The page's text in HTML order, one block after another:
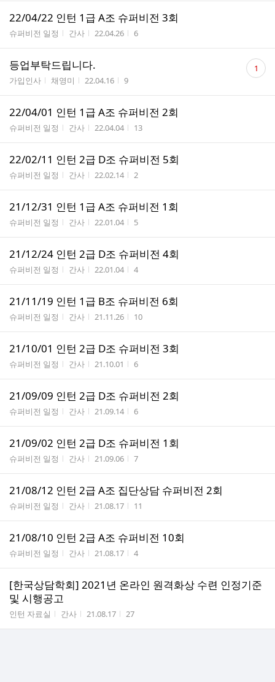
22/04/22 인턴 1급 A조 슈퍼비전 3회
게시판명
슈퍼비전 일정 작성자
간사 작성시간
22.04.26 조회수
6
등업부탁드립니다.
게시판명
가입인사 작성자
채영미 작성시간
22.04.16 조회수
9
댓
글 1
22/04/01 인턴 1급 A조 슈퍼비전 2회
게시판명
슈퍼비전 일정 작성자
간사 작성시간
22.04.04 조회수
13
22/02/11 인턴 2급 D조 슈퍼비전 5회
게시판명
슈퍼비전 일정 작성자
간사 작성시간
22.02.14 조회수
2
21/12/31 인턴 1급 A조 슈퍼비전 1회
게시판명
슈퍼비전 일정 작성자
간사 작성시간
22.01.04 조회수
5
21/12/24 인턴 2급 D조 슈퍼비전 4회
게시판명
슈퍼비전 일정 작성자
간사 작성시간
22.01.04 조회수
4
21/11/19 인턴 1급 B조 슈퍼비전 6회
게시판명
슈퍼비전 일정 작성자
간사 작성시간
21.11.26 조회수
10
21/10/01 인턴 2급 D조 슈퍼비전 3회
게시판명
슈퍼비전 일정 작성자
간사 작성시간
21.10.01 조회수
6
21/09/09 인턴 2급 D조 슈퍼비전 2회
게시판명
슈퍼비전 일정 작성자
간사 작성시간
21.09.14 조회수
6
21/09/02 인턴 2급 D조 슈퍼비전 1회
게시판명
슈퍼비전 일정 작성자
간사 작성시간
21.09.06 조회수
7
21/08/12 인턴 2급 A조 집단상담 슈퍼비전 2회
게시판명
슈퍼비전 일정 작성자
간사 작성시간
21.08.17 조회수
11
21/08/10 인턴 2급 A조 슈퍼비전 10회
게시판명
슈퍼비전 일정 작성자
간사 작성시간
21.08.17 조회수
4
[한국상담학회] 2021년 온라인 원격화상 수련 인정기준
및 시행공고
게시판명
인턴 자료실 작성자
간사 작성시간
21.08.17 조회수
27